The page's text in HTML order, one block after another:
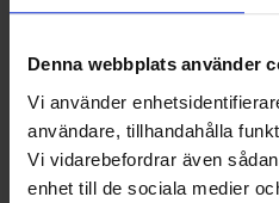
Denna webbplats använder
Vi använder
användare, tillhandahålla
Vi vidarebefordrar även
enhet till de sociala medier
Saitko laskun?